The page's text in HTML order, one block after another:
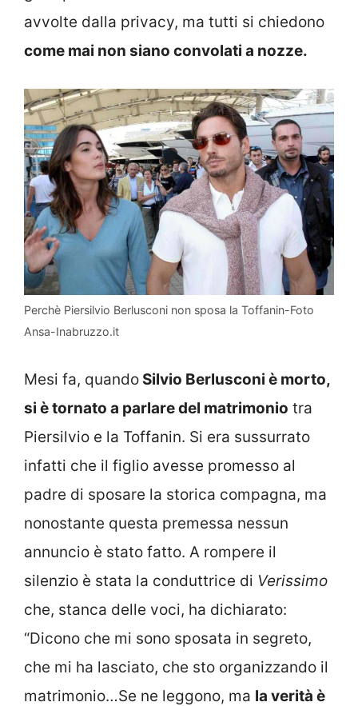
avvolte dalla privacy, ma tutti si chiedono
come mai non siano convolati a nozze.
Perchè Piersilvio Berlusconi non sposa la Toffanin-Foto
Ansa-Inabruzzo.it
Mesi fa, quando Silvio Berlusconi è morto,
si è tornato a parlare del matrimonio tra
Piersilvio e la Toffanin. Si era sussurrato
infatti che il figlio avesse promesso al
padre di sposare la storica compagna, ma
nonostante questa premessa nessun
annuncio è stato fatto. A rompere il
silenzio è stata la conduttrice di Verissimo
che, stanca delle voci, ha dichiarato:
“Dicono che mi sono sposata in segreto,
che mi ha lasciato, che sto organizzando il
matrimonio…Se ne leggono, ma la verità è